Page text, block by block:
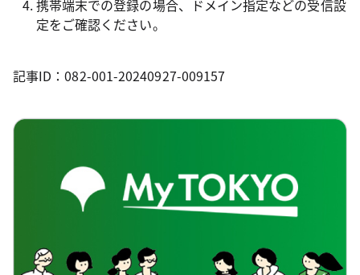
携帯端末での登録の場合、ドメイン指定などの受信設
定をご確認ください。
記事ID：082-001-20240927-009157